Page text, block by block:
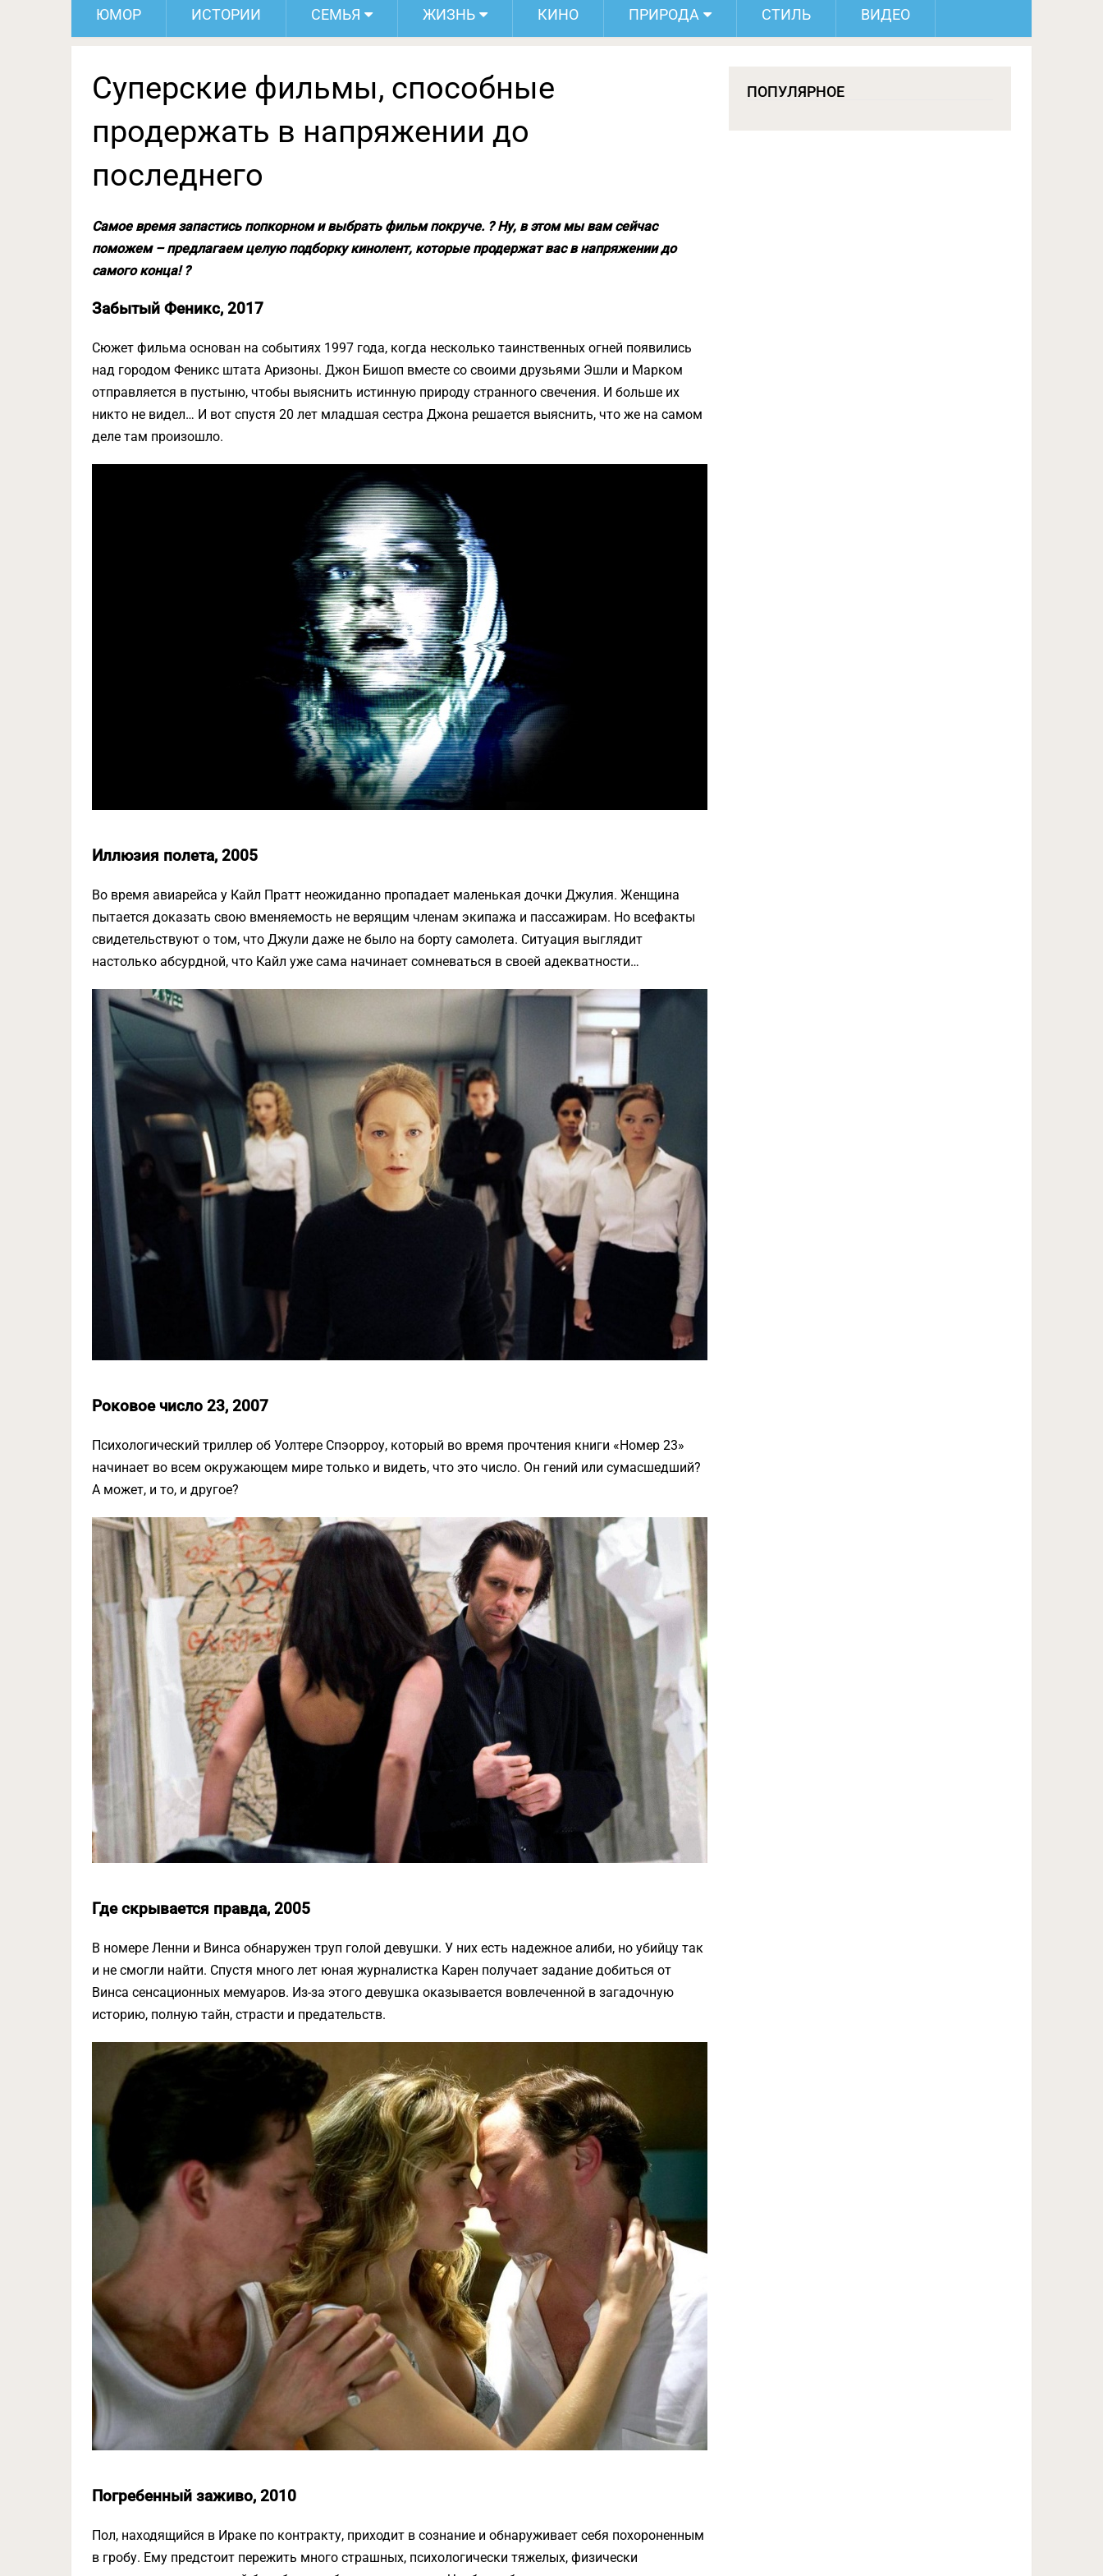
ЮМОР ИСТОРИИ СЕМЬЯ ЖИЗНЬ КИНО ПРИРОДА СТИЛЬ ВИДЕО
Суперские фильмы, способные
продержать в напряжении до
последнего
Самое время запастись попкорном и выбрать фильм покруче. ? Ну, в этом мы вам сейчас
поможем – предлагаем целую подборку кинолент, которые продержат вас в напряжении до
самого конца! ?
Забытый Феникс, 2017
Сюжет фильма основан на событиях 1997 года, когда несколько таинственных огней появились
над городом Феникс штата Аризоны. Джон Бишоп вместе со своими друзьями Эшли и Марком
отправляется в пустыню, чтобы выяснить истинную природу странного свечения. И больше их
никто не видел… И вот спустя 20 лет младшая сестра Джона решается выяснить, что же на самом
деле там произошло.
Иллюзия полета, 2005
Во время авиарейса у Кайл Пратт неожиданно пропадает маленькая дочки Джулия. Женщина
пытается доказать свою вменяемость не верящим членам экипажа и пассажирам. Но всефакты
свидетельствуют о том, что Джули даже не было на борту самолета. Ситуация выглядит
настолько абсурдной, что Кайл уже сама начинает сомневаться в своей адекватности…
Роковое число 23, 2007
Психологический триллер об Уолтере Спэорроу, который во время прочтения книги «Номер 23»
начинает во всем окружающем мире только и видеть, что это число. Он гений или сумасшедший?
А может, и то, и другое?
Где скрывается правда, 2005
В номере Ленни и Винса обнаружен труп голой девушки. У них есть надежное алиби, но убийцу так
и не смогли найти. Спустя много лет юная журналистка Карен получает задание добиться от
Винса сенсационных мемуаров. Из-за этого девушка оказывается вовлеченной в загадочную
историю, полную тайн, страсти и предательств.
Погребенный заживо, 2010
Пол, находящийся в Ираке по контракту, приходит в сознание и обнаруживает себя похороненным
в гробу. Ему предстоит пережить много страшных, психологически тяжелых, физически
ПОПУЛЯРНОЕ